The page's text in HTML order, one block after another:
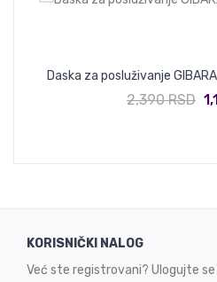
Daska za posluživanje
2,390 RSD
KORISNIČKI NALOG
Već ste registrovani? Ulogujte se